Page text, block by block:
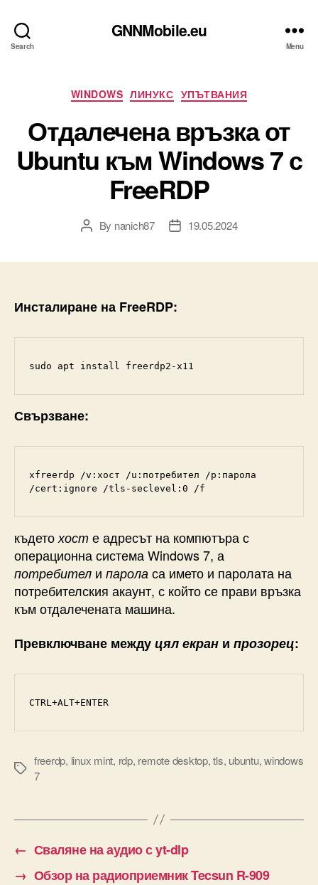
Search
GNNMobile.eu
Menu
Categories
WINDOWS ЛИНУКС УПЪТВАНИЯ
Отдалечена връзка от
Ubuntu към Windows 7 с
FreeRDP
PostBy nanich87
Post19.05.2024
Инсталиране на FreeRDP:
sudo apt install freerdp2-x11
Свързване:
xfreerdp /v:хост /u:потребител /p:парола
/cert:ignore /tls-seclevel:0 /f
къдетохост е адресът на компютъра с
операционна система Windows 7, а
потребител и парола са името и паролата на
потребителския акаунт, с който се прави връзка
към отдалечената машина.
Превключване междуцял екран и прозорец:
CTRL+ALT+ENTER
Tags
freerdp, linux mint, rdp, remote desktop,tls, ubuntu,windows
7
← Сваляне на аудио с yt-dlp
→ Обзор на радиоприемник Tecsun R-909